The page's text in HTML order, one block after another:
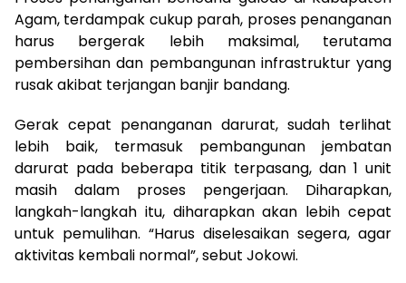
Agam, terdampak cukup parah, proses penanganan
harus bergerak lebih maksimal, terutama
pembersihan dan pembangunan infrastruktur yang
rusak akibat terjangan banjir bandang.
Gerak cepat penanganan darurat, sudah terlihat
lebih baik, termasuk pembangunan jembatan
darurat pada beberapa titik terpasang, dan 1 unit
masih dalam proses pengerjaan. Diharapkan,
langkah-langkah itu, diharapkan akan lebih cepat
untuk pemulihan. “Harus diselesaikan segera, agar
aktivitas kembali normal”, sebut Jokowi.